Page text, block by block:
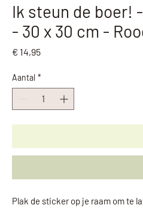
Ik steun de boer!
- 30 x 30 cm -
€ 14,95Prijs
Aantal *
Plak de sticker op je raam om te